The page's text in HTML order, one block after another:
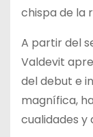
chispa de la
A partir del
Valdevit
del debut e
magnífica,
cualidades y